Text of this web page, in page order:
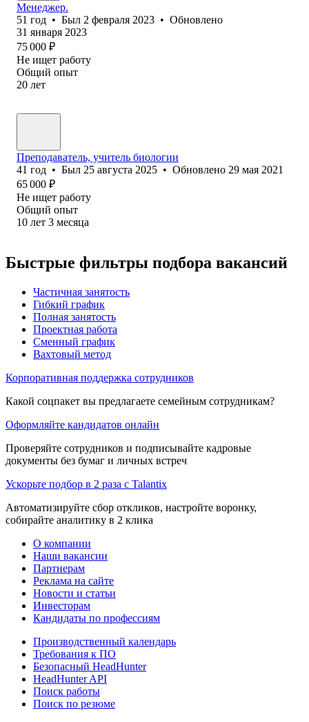
Менеджер.
51 год • Был 2 февраля 2023 • Обновлено
31 января 2023
75 000 ₽
Не ищет работу
Общий опыт
20 лет
Преподаватель, учитель биологии
41 год • Был 25 августа 2025 • Обновлено 29 мая 2021
65 000 ₽
Не ищет работу
Общий опыт
10 лет 3 месяца
Быстрые фильтры подбора вакансий
Частичная занятость
Гибкий график
Полная занятость
Проектная работа
Сменный график
Вахтовый метод
Корпоративная поддержка сотрудников
Какой соцпакет вы предлагаете семейным сотрудникам?
Оформляйте кандидатов онлайн
Проверяйте сотрудников и подписывайте кадровые
документы без бумаг и личных встреч
Ускорьте подбор в 2 раза с Talantix
Автоматизируйте сбор откликов, настройте воронку,
собирайте аналитику в 2 клика
О компании
Наши вакансии
Партнерам
Реклама на сайте
Новости и статьи
Инвесторам
Кандидаты по профессиям
Производственный календарь
Требования к ПО
Безопасный HeadHunter
HeadHunter API
Поиск работы
Поиск по резюме